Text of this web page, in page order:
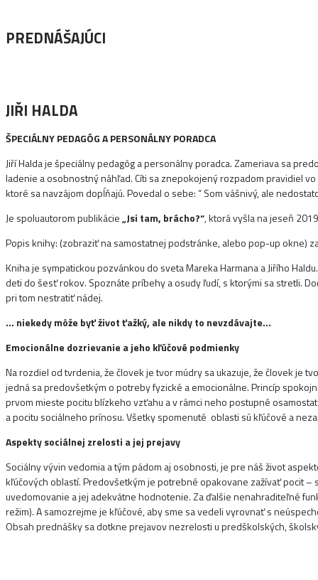
PREDNÁŠAJÚCI
JIŘI HALDA
ŠPECIÁLNY PEDAGÓG A PERSONÁLNY PORADCA
Jiří Halda je špeciálny pedagóg a personálny poradca. Zameriava sa
ladenie a osobnostný náhľad. Cíti sa znepokojený rozpadom pravidiel
ktoré sa navzájom dopĺňajú. Povedal o sebe: “ Som vášnivý, ale
Je spoluautorom publikácie„Jsi tam, brácho?“, ktorá vyšla na jeseň
Popis knihy: (zobraziť na samostatnej podstránke, alebo pop-up okne)
Kniha je sympatickou pozvánkou do sveta Mareka Harmana a Jiřího
deti do šesť rokov. Spoznáte príbehy a osudy ľudí, s ktorými sa stretli.
pri tom nestratiť nádej.
… niekedy môže byť život ťažký, ale nikdy to nevzdávajte…
Emocionálne dozrievanie a jeho kľúčové podmienky
Na rozdiel od tvrdenia, že človek je tvor múdry sa ukazuje, že človek je
jedná sa predovšetkým o potreby fyzické a emocionálne. Princíp
prvom mieste pocitu blízkeho vzťahu a v rámci neho postupné
a pocitu sociálneho prínosu. Všetky spomenuté oblasti sú kľúčové a
Aspekty sociálnej zrelosti a jej prejavy
Sociálny vývin vedomia a tým pádom aj osobnosti, je pre náš život
kľúčových oblastí. Predovšetkým je potrebné opakovane zažívať pocit
uvedomovanie a jej adekvátne hodnotenie. Za ďalšie nenahraditeľné
režim). A samozrejme je kľúčové, aby sme sa vedeli vyrovnať s
Obsah prednášky sa dotkne prejavov nezrelosti u predškolských,